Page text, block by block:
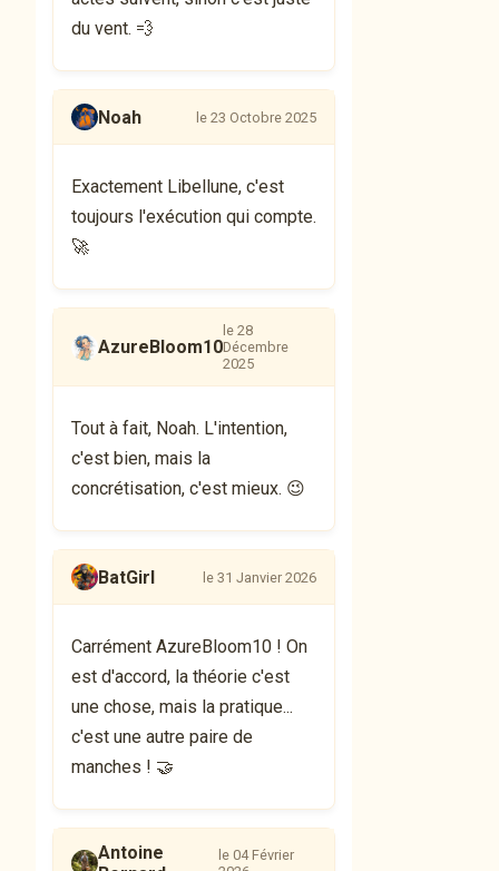
du vent. 💨
Noah le 23 Octobre 2025
Exactement Libellune, c'est
toujours l'exécution qui compte.
🚀
AzureBloom10
le 28
Décembre
2025
Tout à fait, Noah. L'intention,
c'est bien, mais la
concrétisation, c'est mieux. 😉
BatGirl le 31 Janvier 2026
Carrément AzureBloom10 ! On
est d'accord, la théorie c'est
une chose, mais la pratique...
c'est une autre paire de
manches ! 🤝
Antoine
le 04 Février